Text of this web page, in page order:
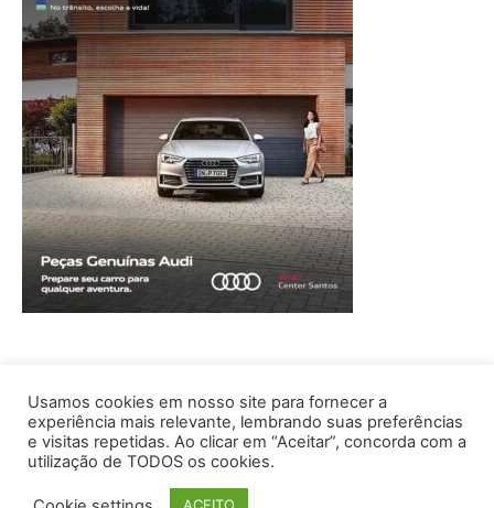
Usamos cookies em nosso site para fornecer a
experiência mais relevante, lembrando suas preferências
e visitas repetidas. Ao clicar em “Aceitar”, concorda com a
utilização de TODOS os cookies.